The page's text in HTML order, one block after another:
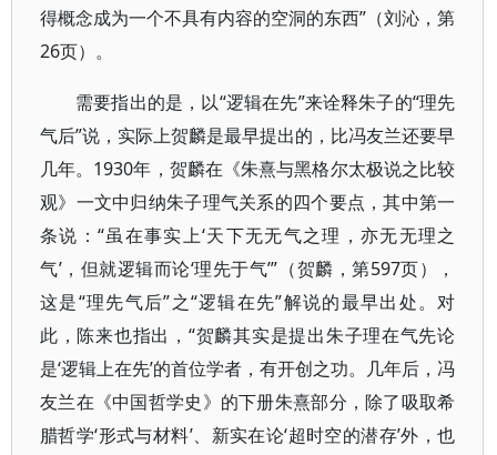
得概念成为一个不具有内容的空洞的东西”（刘沁，第
26页）。
需要指出的是，以“逻辑在先”来诠释朱子的“理先
气后”说，实际上贺麟是最早提出的，比冯友兰还要早
几年。1930年，贺麟在《朱熹与黑格尔太极说之比较
观》一文中归纳朱子理气关系的四个要点，其中第一
条说：“虽在事实上‘天下无无气之理，亦无无理之
气’，但就逻辑而论‘理先于气’”（贺麟，第597页），
这是“理先气后”之“逻辑在先”解说的最早出处。对
此，陈来也指出，“贺麟其实是提出朱子理在气先论
是‘逻辑上在先’的首位学者，有开创之功。几年后，冯
友兰在《中国哲学史》的下册朱熹部分，除了吸取希
腊哲学‘形式与材料’、新实在论‘超时空的潜存’外，也